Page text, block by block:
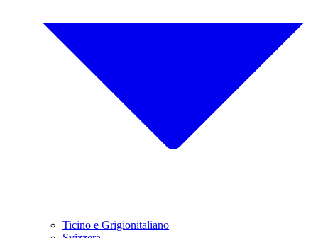
Ticino e Grigionitaliano